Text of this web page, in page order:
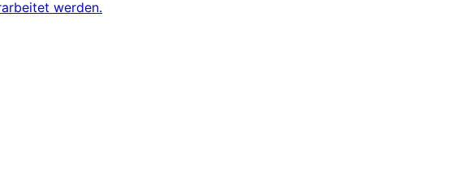
werden.